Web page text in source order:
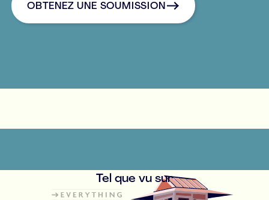
OBTENEZ UNE SOUMISSION
Tel que vu sur